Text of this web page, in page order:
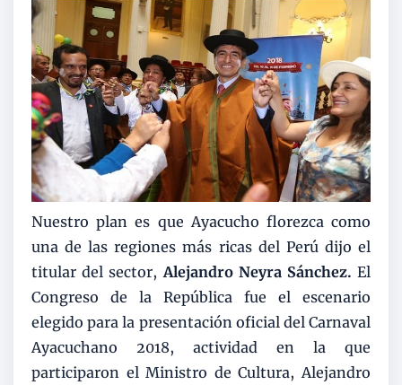
Nuestro plan es que Ayacucho florezca como
una de las regiones más ricas del Perú dijo el
titular del sector, Alejandro Neyra Sánchez. El
Congreso de la República fue el escenario
elegido para la presentación oficial del Carnaval
Ayacuchano 2018, actividad en la que
participaron el Ministro de Cultura, Alejandro